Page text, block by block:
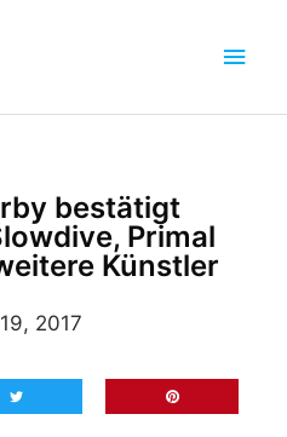
bestätigt
Primal
Künstler
2017